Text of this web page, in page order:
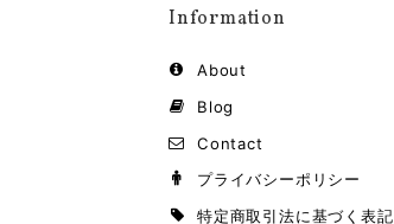
Information
About
Blog
Contact
プライバシーポリシー
特定商取引法に基づく表記